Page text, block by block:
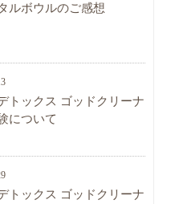
ルボウルのご感想
トックス ゴッドクリーナ
について
トックス ゴッドクリーナ